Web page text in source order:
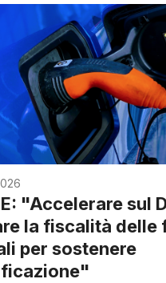
"Accelerare sul
la fiscalità delle
per sostenere